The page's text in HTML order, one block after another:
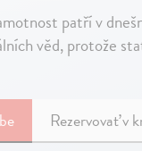
patří v
věd, protože
Rezervovať v